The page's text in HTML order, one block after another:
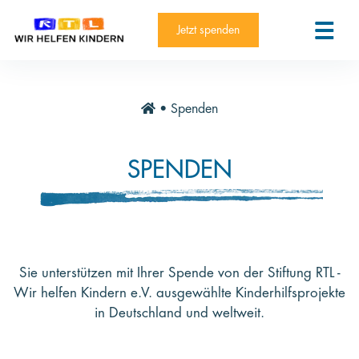
RTL-Spendenmarathon 2025
News
Über die Stiftung
Jahresberichte
Newsletter
Kontakt
Jetzt spenden
• Spenden
SPENDEN
Sie unterstützen mit Ihrer Spende von der Stiftung RTL -
Wir helfen Kindern e.V. ausgewählte Kinderhilfsprojekte
in Deutschland und weltweit.